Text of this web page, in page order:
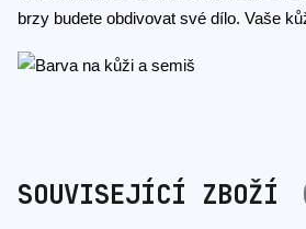
brzy budete obdivovat své dílo. Vaše
SOUVISEJÍCÍ ZBOŽÍ